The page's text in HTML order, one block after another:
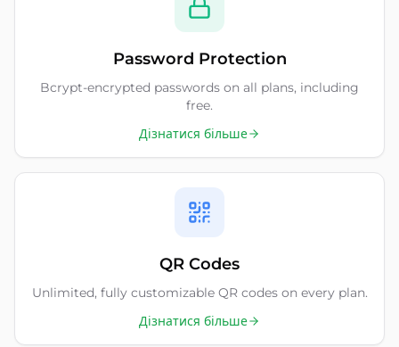
Password Protection
Bcrypt-encrypted passwords on all plans, including
free.
Дізнатися більше
QR Codes
Unlimited, fully customizable QR codes on every plan.
Дізнатися більше